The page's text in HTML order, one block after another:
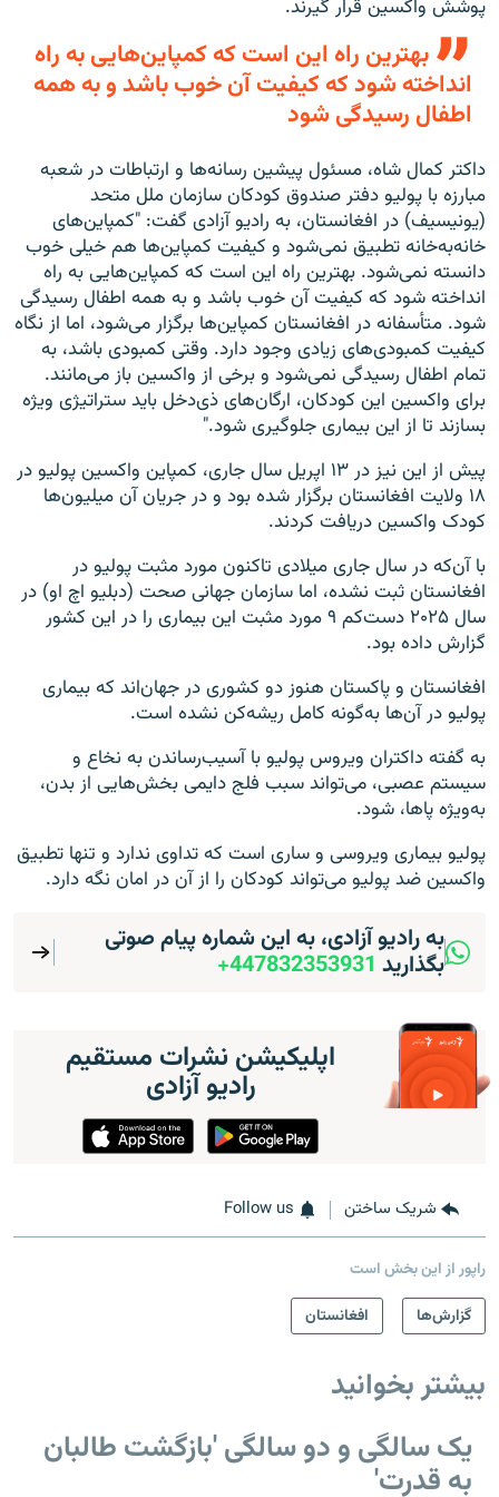
پوشش واکسین قرار گیرند.
بهترین راه این است که کمپاین‌هایی به راه
انداخته شود که کیفیت آن خوب باشد و به همه‌
اطفال رسیدگی شود
داکتر کمال شاه، مسئول پیشین رسانه‌ها و ارتباطات در شعبه‌
مبارزه با پولیو دفتر صندوق کودکان سازمان ملل متحد
(یونیسیف) در افغانستان، به رادیو آزادی گفت: "کمپاین‌های
خانه‌به‌خانه تطبیق نمی‌شود و کیفیت کمپاین‌ها هم خیلی خوب
دانسته نمی‌شود. بهترین راه این است که کمپاین‌هایی به راه
انداخته شود که کیفیت آن خوب باشد و به همه‌ اطفال رسیدگی
شود. متأسفانه در افغانستان کمپاین‌ها برگزار می‌شود، اما از نگاه
کیفیت کمبودی‌های زیادی وجود دارد. وقتی کمبودی باشد، به
تمام اطفال رسیدگی نمی‌شود و برخی از واکسین باز می‌مانند.
برای واکسین این کودکان، ارگان‌های ذی‌دخل باید ستراتیژی ویژه
بسازند تا از این بیماری جلوگیری شود."
پیش از این نیز در ۱۳ اپریل سال جاری، کمپاین واکسین پولیو در
۱۸ ولایت افغانستان برگزار شده بود و در جریان آن میلیون‌ها
کودک واکسین دریافت کردند.
با آن‌که در سال جاری میلادی تاکنون مورد مثبت پولیو در
افغانستان ثبت نشده، اما سازمان جهانی صحت (دبلیو اچ او) در
سال ۲۰۲۵ دست‌کم ۹ مورد مثبت این بیماری را در این کشور
گزارش داده بود.
افغانستان و پاکستان هنوز دو کشوری در جهان‌اند که بیماری
پولیو در آن‌ها به‌گونه‌ کامل ریشه‌کن نشده است.
به گفته داکتران ویروس پولیو با آسیب‌رساندن به نخاع و
سیستم عصبی، می‌تواند سبب فلج دایمی بخش‌هایی از بدن،
به‌ویژه پاها، شود.
پولیو بیماری ویروسی و ساری است که تداوی ندارد و تنها تطبیق
واکسین ضد پولیو می‌تواند کودکان را از آن در امان نگه دارد.
به رادیو آزادی، به این شماره پیام صوتی
بگذارید 447832353931+
اپلیکیشن نشرات مستقیم
رادیو آزادی
شریک ساختن Follow us
راپور از این بخش است
گزارش‌ها
افغانستان
بیشتر بخوانید
یک سالگی و دو سالگی 'بازگشت طالبان
به قدرت'